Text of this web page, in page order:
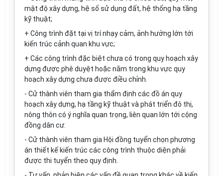
mật độ xây dựng, hệ số sử dụng đất, hệ thống hạ tầng
kỹ thuật;
+ Công trình đặt tại vị trí nhạy cảm, ảnh hưởng lớn tới
kiến trúc cảnh quan khu vực;
+ Các công trình đặc biệt chưa có trong quy hoạch xây
dựng được phê duyệt hoặc nằm trong khu vực quy
hoạch xây dựng chưa được điều chỉnh.
- Cử thành viên tham gia thẩm định các đồ án quy
hoạch xây dựng, hạ tầng kỹ thuật và phát triển đô thị,
nông thôn có ý nghĩa quan trọng, liên quan lớn tới cộng
đồng dân cư.
- Cử thành viên tham gia Hội đồng tuyển chọn phương
án thiết kế kiến trúc các công trình thuộc diện phải
được thi tuyển theo quy định.